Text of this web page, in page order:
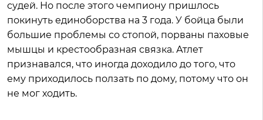
судей. Но после этого чемпиону пришлось
покинуть единоборства на 3 года. У бойца были
большие проблемы со стопой, порваны паховые
мышцы и крестообразная связка. Атлет
признавался, что иногда доходило до того, что
ему приходилось ползать по дому, потому что он
не мог ходить.